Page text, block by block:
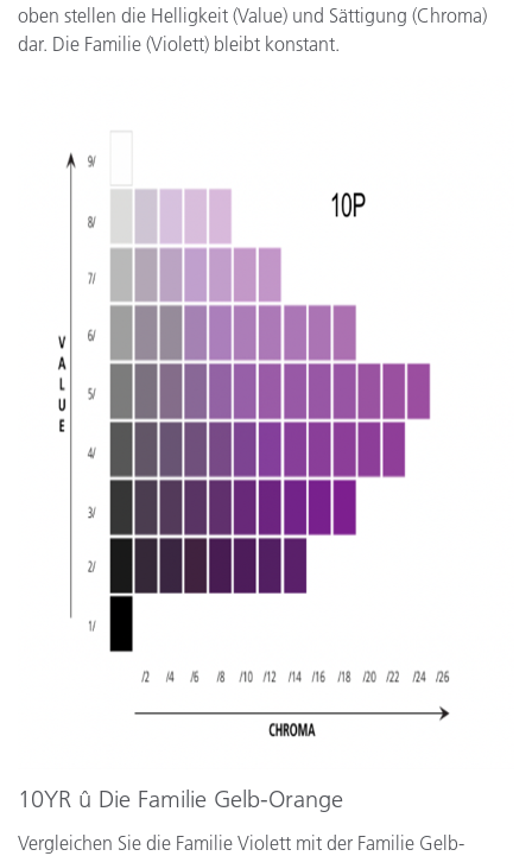
oben stellen die Helligkeit (Value) und Sättigung (Chroma)
dar. Die Familie (Violett) bleibt konstant.
10YR û Die Familie Gelb-Orange
Vergleichen Sie die Familie Violett mit der Familie Gelb-